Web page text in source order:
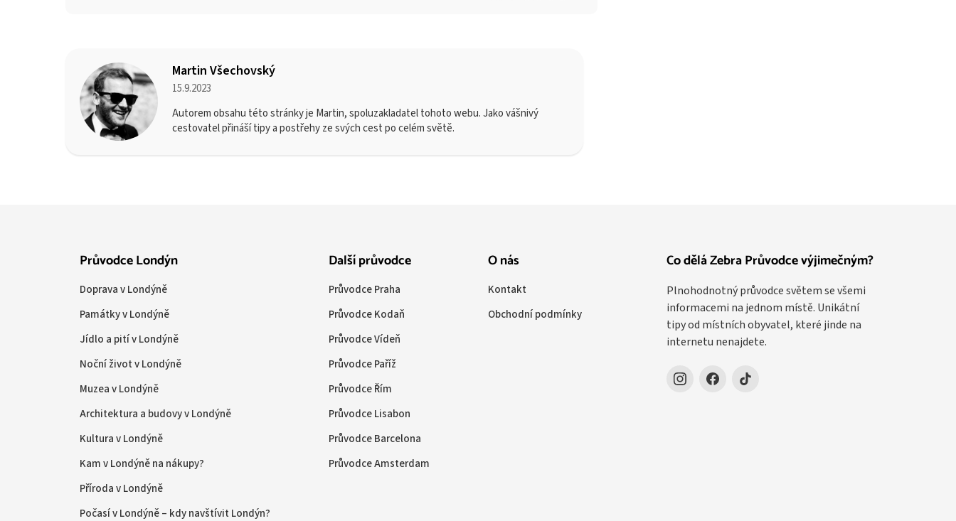
Martin Všechovský
15.9.2023
Autorem obsahu této stránky je Martin, spoluzakladatel tohoto webu. Jako vášnivý
cestovatel přináší tipy a postřehy ze svých cest po celém světě.
Co dělá Zebra Průvodce výjimečným?
Plnohodnotný průvodce světem se všemi
informacemi na jednom místě. Unikátní
tipy od místních obyvatel, které jinde na
internetu nenajdete.
Průvodce Londýn
Doprava v Londýně
Památky v Londýně
Jídlo a pití v Londýně
Noční život v Londýně
Muzea v Londýně
Architektura a budovy v Londýně
Kultura v Londýně
Kam v Londýně na nákupy?
Příroda v Londýně
Počasí v Londýně – kdy navštívit Londýn?
Další průvodce
Průvodce Praha
Průvodce Kodaň
Průvodce Vídeň
Průvodce Paříž
Průvodce Řím
Průvodce Lisabon
Průvodce Barcelona
Průvodce Amsterdam
O nás
Kontakt
Obchodní podmínky